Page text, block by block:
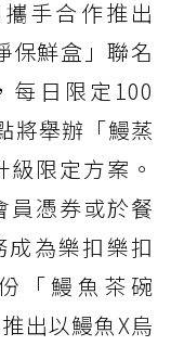
手合作推出
保鮮盒」聯名
每日限定100
將舉辦「鰻蒸
限定方案。
員憑券或於餐
成為樂扣樂扣
「鰻魚茶碗
出以鰻魚X烏